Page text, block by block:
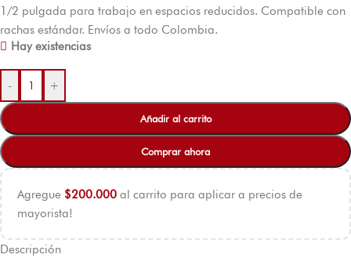
1/2 pulgada para trabajo en espacios reducidos. Compatible con
rachas estándar. Envíos a todo Colombia.
Hay existencias
- +
Añadir al carrito
Comprar ahora
Agregue $200.000 al carrito para aplicar a precios de
mayorista!
Descripción